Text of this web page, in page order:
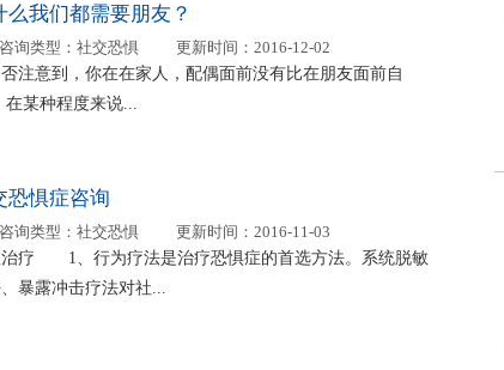
么我们都需要朋友？
询类型：社交恐惧 更新时间： 2016-12-02
注意到，你在在家人，配偶面前没有比在朋友面前自
在某种程度来说...
恐惧症咨询
询类型：社交恐惧 更新时间： 2016-11-03
疗 1、行为疗法是治疗恐惧症的首选方法。系统脱敏
暴露冲击疗法对社...